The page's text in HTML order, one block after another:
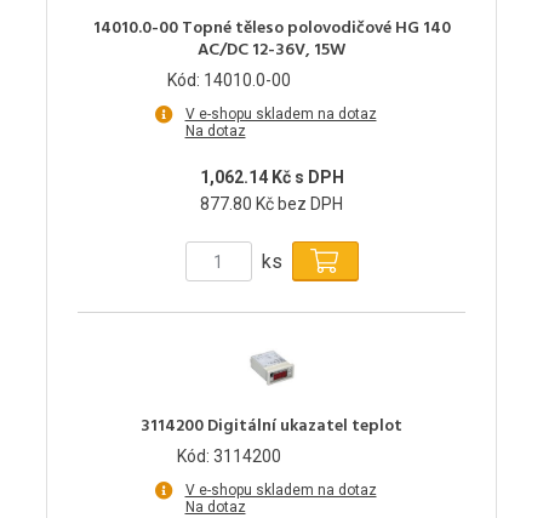
14010.0-00 Topné těleso polovodičové HG 140
AC/DC 12-36V, 15W
Kód: 14010.0-00
V e-shopu skladem na dotaz
Na dotaz
1,062.14 Kč s DPH
877.80 Kč bez DPH
ks
3114200 Digitální ukazatel teplot
Kód: 3114200
V e-shopu skladem na dotaz
Na dotaz